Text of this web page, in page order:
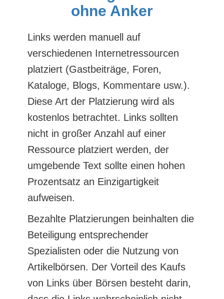
ohne Anker
Links werden manuell auf
verschiedenen Internetressourcen
platziert (Gastbeiträge, Foren,
Kataloge, Blogs, Kommentare usw.).
Diese Art der Platzierung wird als
kostenlos betrachtet. Links sollten
nicht in großer Anzahl auf einer
Ressource platziert werden, der
umgebende Text sollte einen hohen
Prozentsatz an Einzigartigkeit
aufweisen.
Bezahlte Platzierungen beinhalten die
Beteiligung entsprechender
Spezialisten oder die Nutzung von
Artikelbörsen. Der Vorteil des Kaufs
von Links über Börsen besteht darin,